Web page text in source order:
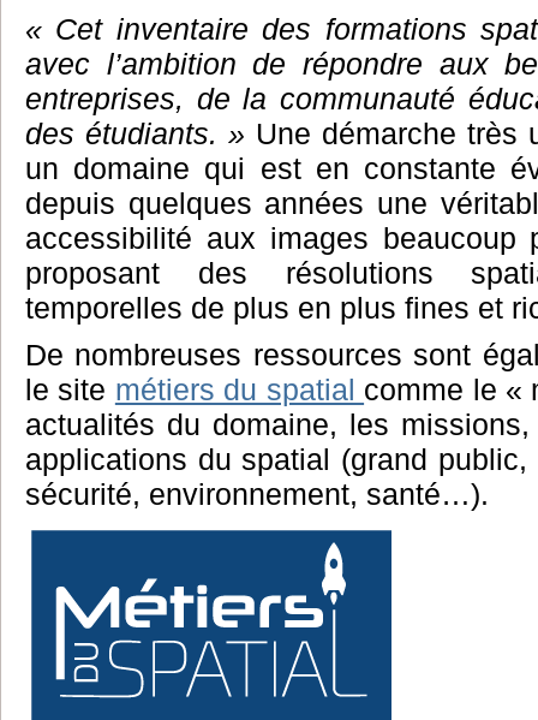
« Cet inventaire des formations
avec l’ambition de répondre aux
entreprises, de la communauté
des étudiants. » Une démarche très
un domaine qui est en constante
depuis quelques années une
accessibilité aux images beaucoup
proposant des résolutions
temporelles de plus en plus fines et
De nombreuses ressources sont
le site métiers du spatial comme le «
actualités du domaine, les
applications du spatial (grand
sécurité, environnement, santé…).